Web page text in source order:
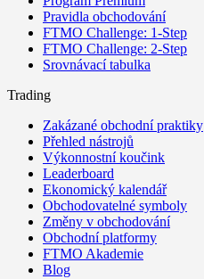
Pravidla obchodování
FTMO Challenge: 1-Step
FTMO Challenge: 2-Step
Srovnávací tabulka
Trading
Zakázané obchodní praktiky
Přehled nástrojů
Výkonnostní koučink
Leaderboard
Ekonomický kalendář
Obchodovatelné symboly
Změny v obchodování
Obchodní platformy
FTMO Akademie
Blog